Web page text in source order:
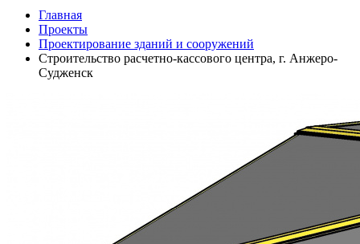
Главная
Проекты
Проектирование зданий и сооружений
Строительство расчетно-кассового центра, г. Анжеро-
Судженск